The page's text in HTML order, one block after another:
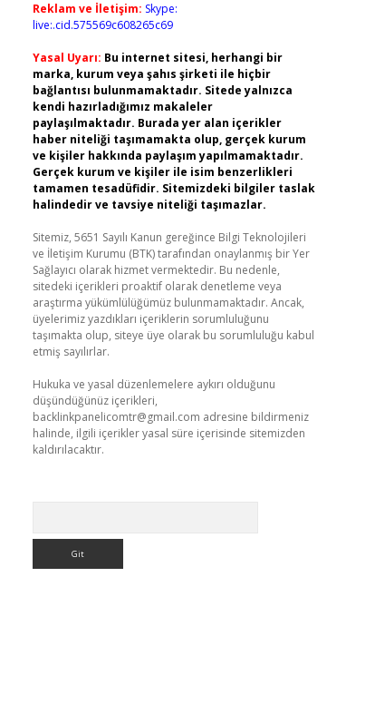
Reklam ve İletişim: Skype:
live:.cid.575569c608265c69
Yasal Uyarı: Bu internet sitesi, herhangi bir
marka, kurum veya şahıs şirketi ile hiçbir
bağlantısı bulunmamaktadır. Sitede yalnızca
kendi hazırladığımız makaleler
paylaşılmaktadır. Burada yer alan içerikler
haber niteliği taşımamakta olup, gerçek kurum
ve kişiler hakkında paylaşım yapılmamaktadır.
Gerçek kurum ve kişiler ile isim benzerlikleri
tamamen tesadüfidir. Sitemizdeki bilgiler taslak
halindedir ve tavsiye niteliği taşımazlar.
Sitemiz, 5651 Sayılı Kanun gereğince Bilgi Teknolojileri
ve İletişim Kurumu (BTK) tarafından onaylanmış bir Yer
Sağlayıcı olarak hizmet vermektedir. Bu nedenle,
sitedeki içerikleri proaktif olarak denetleme veya
araştırma yükümlülüğümüz bulunmamaktadır. Ancak,
üyelerimiz yazdıkları içeriklerin sorumluluğunu
taşımakta olup, siteye üye olarak bu sorumluluğu kabul
etmiş sayılırlar.
Hukuka ve yasal düzenlemelere aykırı olduğunu
düşündüğünüz içerikleri,
backlinkpanelicomtr@gmail.com adresine bildirmeniz
halinde, ilgili içerikler yasal süre içerisinde sitemizden
kaldırılacaktır.